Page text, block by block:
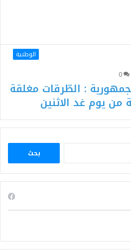
الوطنية
0
: الطّرقات مغلقة
من يوم غد الاثنين
البحث